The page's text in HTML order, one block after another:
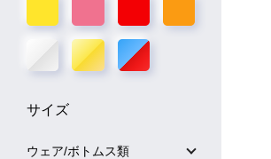
サイズ
ウェア/ボトムス類